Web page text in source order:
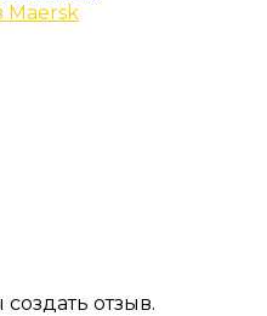
Maersk
отзыв.